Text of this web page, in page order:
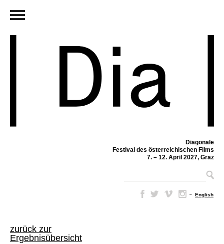
Diagonale
Festival des österreichischen Films
7. – 12. April 2027, Graz
– English
zurück zur
Ergebnisübersicht